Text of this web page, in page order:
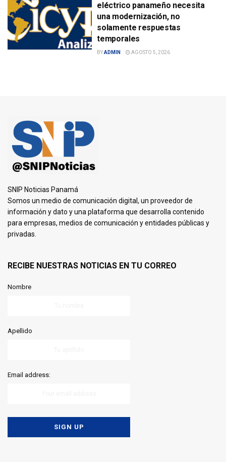
eléctrico panameño necesita
una modernización, no
solamente respuestas
temporales
BYADMIN AGOSTO 5, 2026
SNIP Noticias Panamá
Somos un medio de comunicación digital, un proveedor de
información y dato y una plataforma que desarrolla contenido
para empresas, medios de comunicación y entidades públicas y
privadas.
RECIBE NUESTRAS NOTICIAS EN TU CORREO
Nombre
Apellido
Email address: